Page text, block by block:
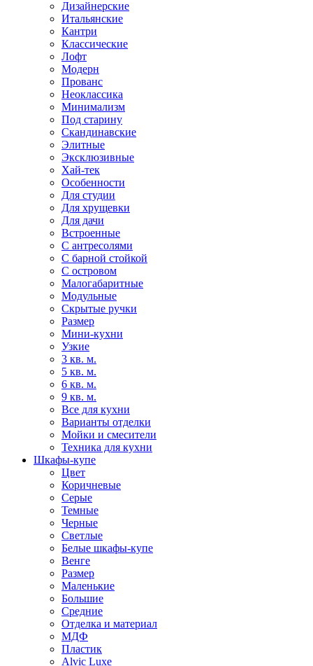
Дизайнерские
Итальянские
Кантри
Классические
Лофт
Модерн
Прованс
Неоклассика
Минимализм
Под старину
Скандинавские
Элитные
Эксклюзивные
Хай-тек
Особенности
Для студии
Для хрущевки
Для дачи
Встроенные
С антресолями
С барной стойкой
С островом
Малогабаритные
Модульные
Скрытые ручки
Размер
Мини-кухни
Узкие
3 кв. м.
5 кв. м.
6 кв. м.
9 кв. м.
Все для кухни
Варианты отделки
Мойки и смесители
Техника для кухни
Шкафы-купе
Цвет
Коричневые
Серые
Темные
Черные
Светлые
Белые шкафы-купе
Венге
Размер
Маленькие
Большие
Средние
Отделка и материал
МДФ
Пластик
Alvic Luxe